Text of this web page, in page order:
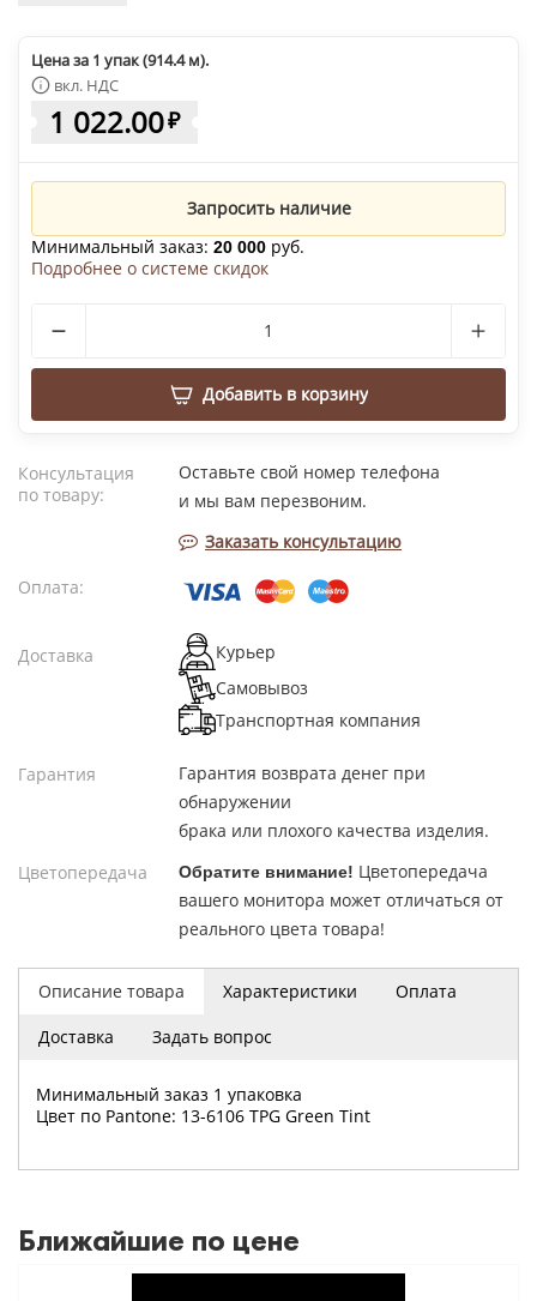
Цена за 1 упак (914.4 м).
вкл. НДС
1 022.00₽
Запросить наличие
Минимальный заказ: 20 000 руб.
Подробнее о системе скидок
Добавить в корзину
Описание товара Характеристики
Оплата
Доставка
Задать вопрос
Минимальный заказ 1 упаковка
Цвет по Pantone: 13-6106 TPG Green Tint
Консультация
по товару:
Оставьте свой номер телефона
и мы вам перезвоним.
Заказать консультацию
Оплата:
Доставка
Курьер
Самовывоз
Транспортная компания
Гарантия
Гарантия возврата денег при
обнаружении
брака или плохого качества изделия.
Цветопередача
Обратите внимание! Цветопередача
вашего монитора может отличаться от
реального цвета товара!
Ближайшие по цене